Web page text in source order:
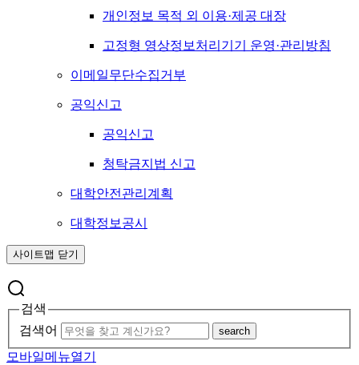
개인정보 목적 외 이용·제공 대장
고정형 영상정보처리기기 운영·관리방침
이메일무단수집거부
공익신고
공익신고
청탁금지법 신고
대학안전관리계획
대학정보공시
사이트맵 닫기
검색
검색어
search
모바일메뉴열기